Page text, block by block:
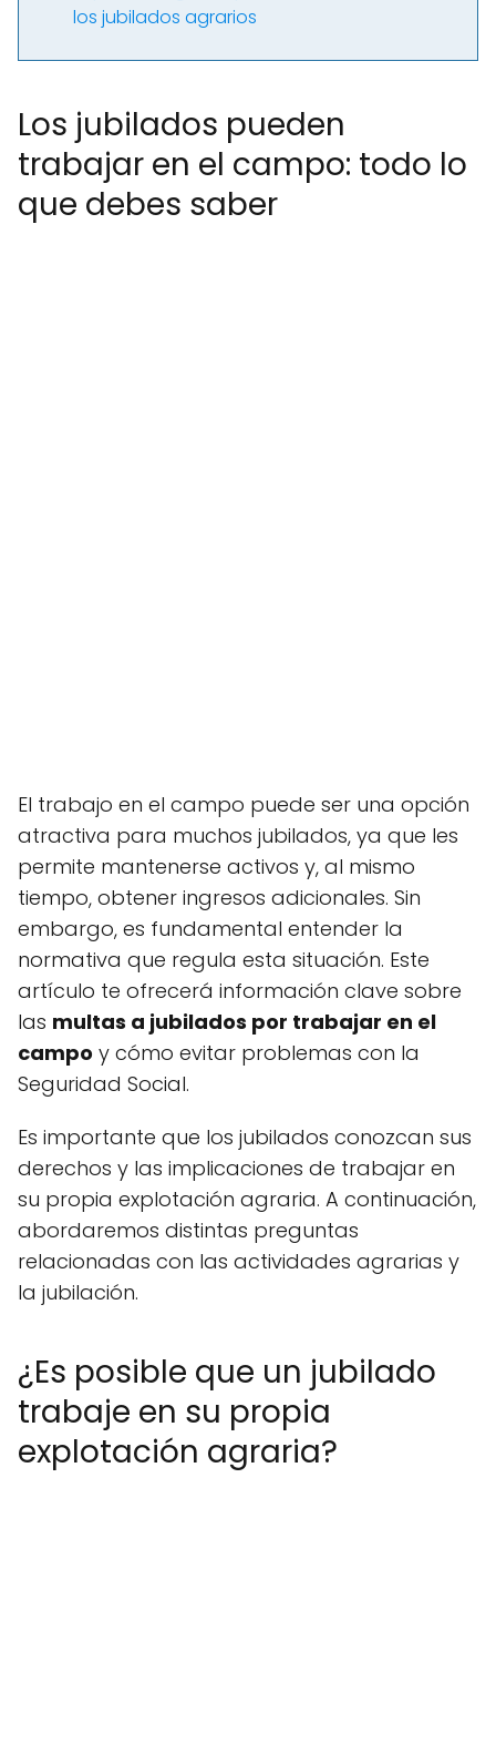
los jubilados agrarios
Los jubilados pueden
trabajar en el campo: todo lo
que debes saber
El trabajo en el campo puede ser una opción
atractiva para muchos jubilados, ya que les
permite mantenerse activos y, al mismo
tiempo, obtener ingresos adicionales. Sin
embargo, es fundamental entender la
normativa que regula esta situación. Este
artículo te ofrecerá información clave sobre
las multas a jubilados por trabajar en el
campo y cómo evitar problemas con la
Seguridad Social.
Es importante que los jubilados conozcan sus
derechos y las implicaciones de trabajar en
su propia explotación agraria. A continuación,
abordaremos distintas preguntas
relacionadas con las actividades agrarias y
la jubilación.
¿Es posible que un jubilado
trabaje en su propia
explotación agraria?